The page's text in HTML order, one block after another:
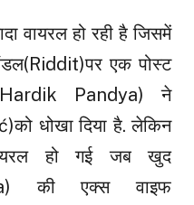
वायरल हो रही है जिसमें
एक पोस्ट
Pandya) ने
धोखा दिया है. लेकिन
हो गई जब खुद
की एक्स वाइफ